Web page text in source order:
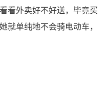
看外卖好不好送，毕竟买
就单纯地不会骑电动车，